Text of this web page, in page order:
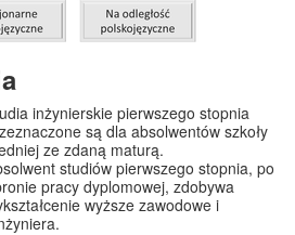
inżynierskie pierwszego stopnia
są dla absolwentów szkoły
ze zdaną maturą.
studiów pierwszego stopnia, po
pracy dyplomowej, zdobywa
wyższe zawodowe i